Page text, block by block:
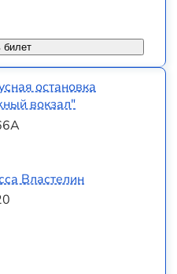
билет
остановка
вокзал"
Властелин